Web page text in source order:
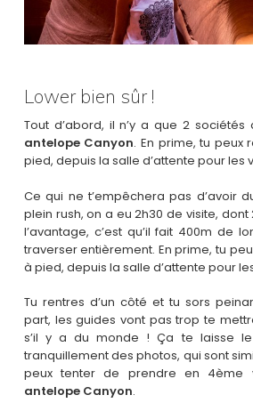
Lower bien sûr !
Tout d’abord, il n’y a que 2 sociétés
antelope Canyon. En prime, tu peux
pied, depuis la salle d’attente pour les
Ce qui ne t’empêchera pas d’avoir
plein rush, on a eu 2h30 de visite, dont
l’avantage, c’est qu’il fait 400m de
traverser entièrement. En prime, tu
à pied, depuis la salle d’attente pour
Tu rentres d’un côté et tu sors
part, les guides vont pas trop te
s’il y a du monde ! Ça te laisse
tranquillement des photos, qui sont
peux tenter de prendre en 4ème
antelope Canyon.